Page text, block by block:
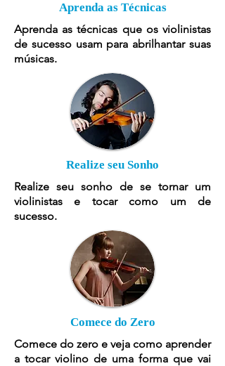
Aprenda as Técnicas
Aprenda as técnicas que os violinistas
de sucesso usam para abrilhantar suas
músicas.
Realize seu Sonho
Realize seu sonho de se tornar um
violinistas e tocar como um de
sucesso.
Comece do Zero
Comece do zero e veja como aprender
a tocar violino de uma forma que vai